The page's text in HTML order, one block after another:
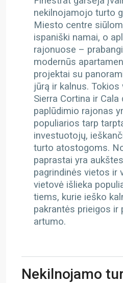
nekilnojamojo turto
Miesto centre
ispaniški namai, o
rajonuose –
modernūs
projektai su
jūrą ir kalnus. Tokios
Sierra Cortina ir
paplūdimio rajonas
populiarios tarp
investuotojų,
turto atostogoms.
paprastai yra
pagrindinės vietos ir
vietovė išlieka
tiems, kurie ieško
pakrantės prieigos ir
artumo.
Nekilnojamo